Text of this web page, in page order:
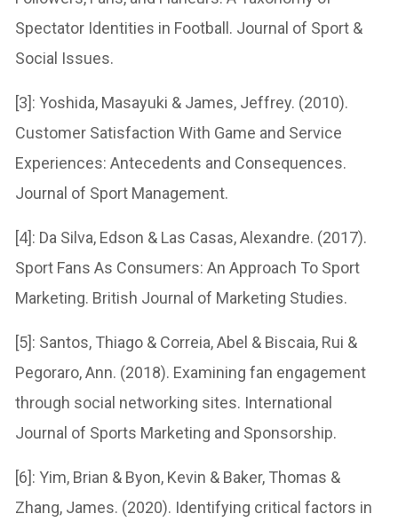
Spectator Identities in Football. Journal of Sport &
Social Issues.
[3]: Yoshida, Masayuki & James, Jeffrey. (2010).
Customer Satisfaction With Game and Service
Experiences: Antecedents and Consequences.
Journal of Sport Management.
[4]: Da Silva, Edson & Las Casas, Alexandre. (2017).
Sport Fans As Consumers: An Approach To Sport
Marketing. British Journal of Marketing Studies.
[5]: Santos, Thiago & Correia, Abel & Biscaia, Rui &
Pegoraro, Ann. (2018). Examining fan engagement
through social networking sites. International
Journal of Sports Marketing and Sponsorship.
[6]: Yim, Brian & Byon, Kevin & Baker, Thomas &
Zhang, James. (2020). Identifying critical factors in